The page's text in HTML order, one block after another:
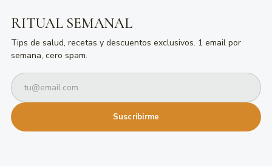
RITUAL SEMANAL
Tips de salud, recetas y descuentos exclusivos. 1 email por
semana, cero spam.
Suscribirme